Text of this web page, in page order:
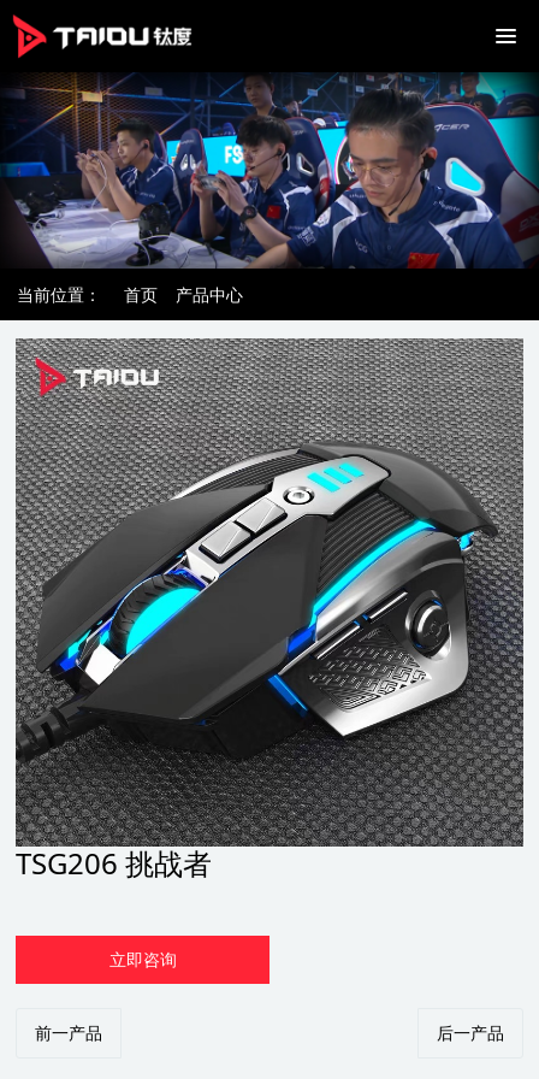
当前位置： 首页 产品中心
TSG206 挑战者
立即咨询
前一产品 后一产品